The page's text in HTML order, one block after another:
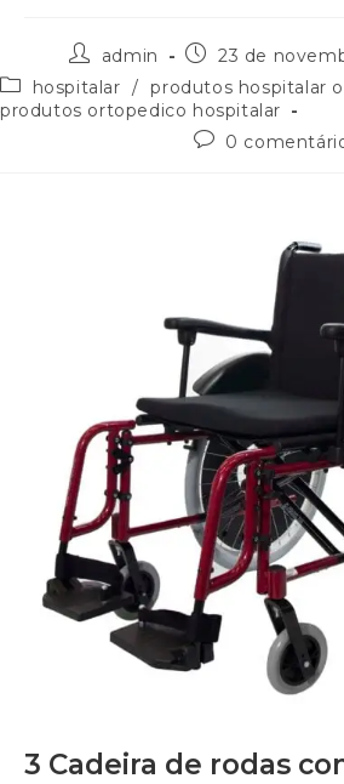
admin
23 de
hospitalar / produtos hospitalar
produtos ortopedico hospitalar
0
3 Cadeira de rodas